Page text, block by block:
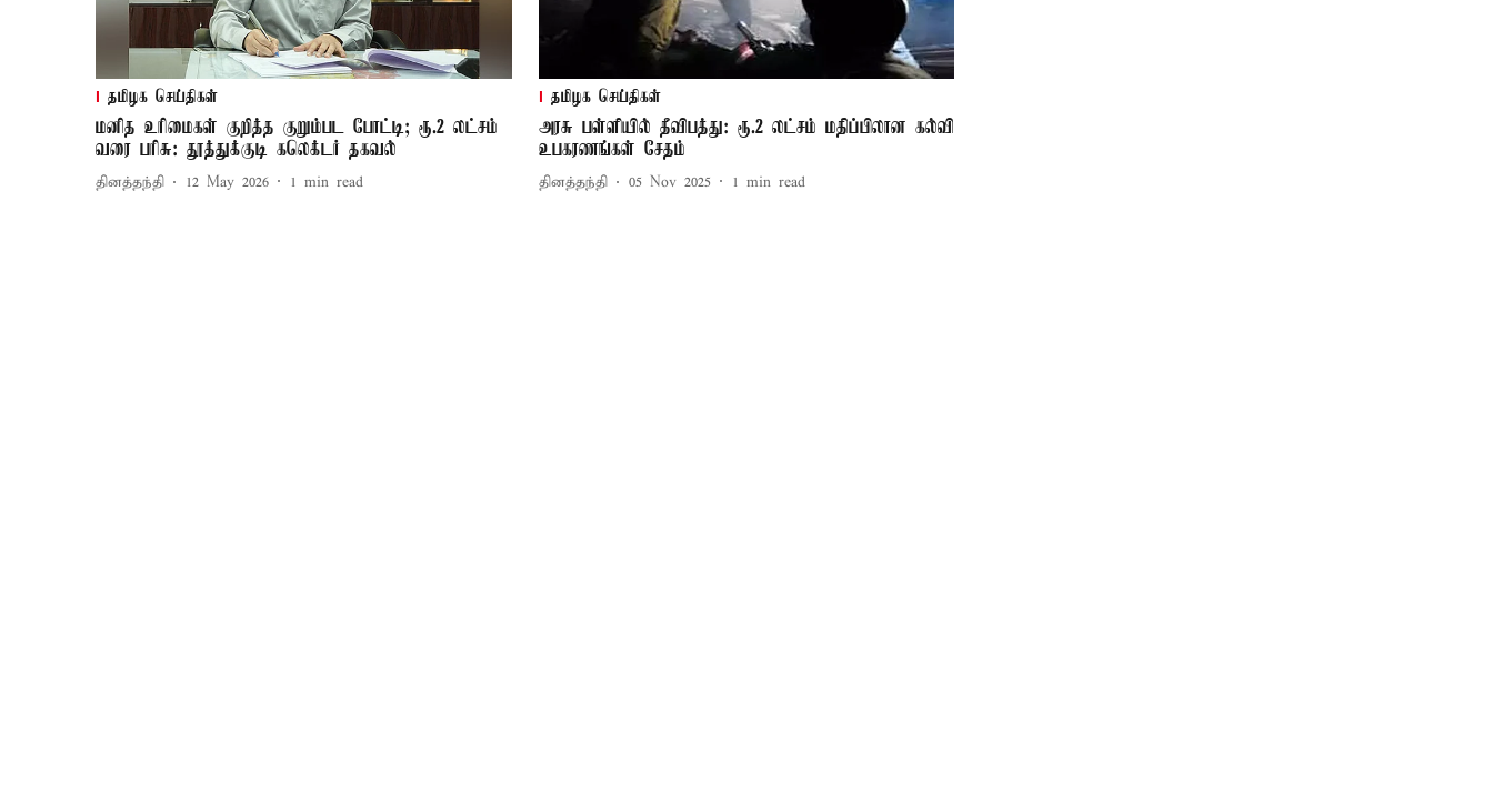
தமிழக செய்திகள்
மனித உரிமைகள் குறித்த குறும்பட போட்டி; ரூ.2 லட்சம்
வரை பரிசு: தூத்துக்குடி கலெக்டர் தகவல்
தினத்தந்தி 12 May 2026 1 min read
தமிழக செய்திகள்
அரசு பள்ளியில் தீவிபத்து: ரூ.2 லட்சம் மதிப்பிலான கல்வி
உபகரணங்கள் சேதம்
தினத்தந்தி 05 Nov 2025 1 min read